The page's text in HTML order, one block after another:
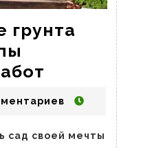
грунта
грунта
для
сада.
сад своей мечты